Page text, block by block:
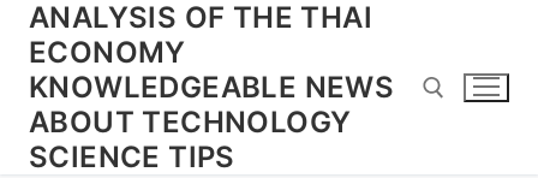
Skip
content
ANALYSIS OF THE THAI
ECONOMY
KNOWLEDGEABLE NEWS
ABOUT TECHNOLOGY
SCIENCE TIPS